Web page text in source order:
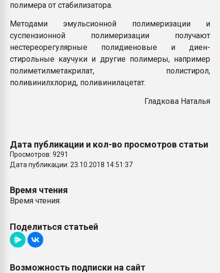
полимера от стабилизатора.
Методами эмульсионной полимеризации и
суспензионной полимеризации получают
нестереорегулярные полидиеновые и диен-
стирольные каучуки и другие полимеры, например
полиметилметакрилат, полистирол,
поливинилхлорид, поливинилацетат.
Гладкова Наталья
Дата публикации и кол-во просмотров статьи
Просмотров: 9291
Дата публикации: 23.10.2018 14:51:37
Время чтения
Время чтения:
Поделиться статьей
Возможность подписки на сайт